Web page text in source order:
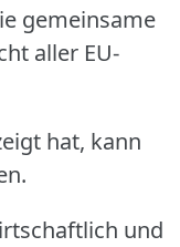
gemeinsame
aller EU-
hat, kann
und